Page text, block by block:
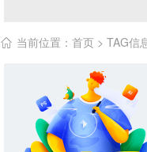
 当前位置： 首页 > TAG信